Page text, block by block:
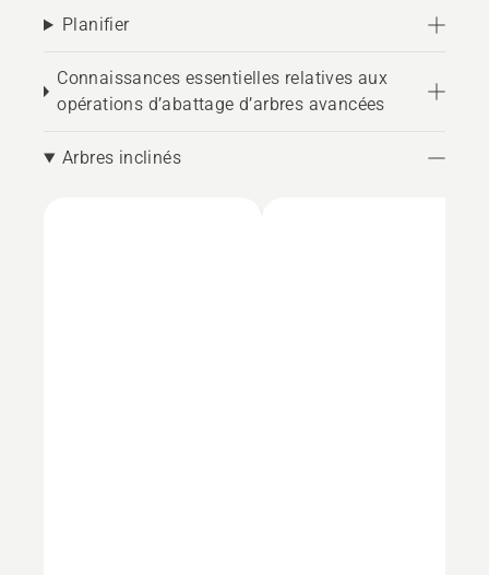
Planifier
Connaissances essentielles relatives aux
opérations d’abattage d’arbres avancées
Arbres inclinés